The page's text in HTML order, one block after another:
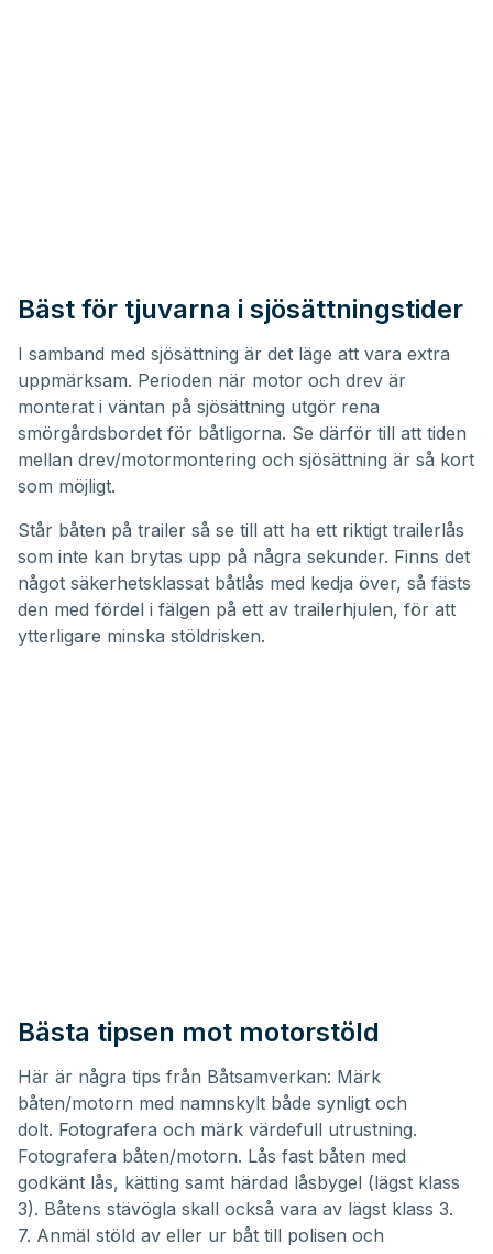
Bäst för tjuvarna i sjösättningstider
I samband med sjösättning är det läge att vara extra
uppmärksam. Perioden när motor och drev är
monterat i väntan på sjösättning utgör rena
smörgårdsbordet för båtligorna. Se därför till att tiden
mellan drev/motormontering och sjösättning är så kort
som möjligt.
Står båten på trailer så se till att ha ett riktigt trailerlås
som inte kan brytas upp på några sekunder. Finns det
något säkerhetsklassat båtlås med kedja över, så fästs
den med fördel i fälgen på ett av trailerhjulen, för att
ytterligare minska stöldrisken.
Bästa tipsen mot motorstöld
Här är några tips från Båtsamverkan: Märk
båten/motorn med namnskylt både synligt och
dolt. Fotografera och märk värdefull utrustning.
Fotografera båten/motorn. Lås fast båten med
godkänt lås, kätting samt härdad låsbygel (lägst klass
3). Båtens stävögla skall också vara av lägst klass 3.
7. Anmäl stöld av eller ur båt till polisen och